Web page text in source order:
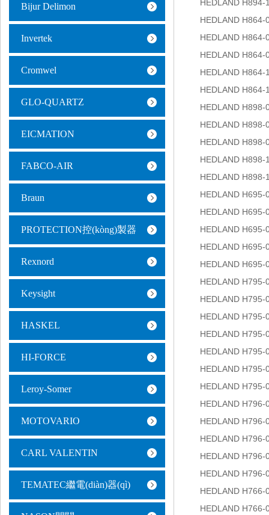
HEDLAND H894-
HEDLAND H864-
HEDLAND H864-
HEDLAND H864-
HEDLAND H864-
HEDLAND H864-
HEDLAND H898-
HEDLAND H898-
HEDLAND H898-
HEDLAND H898-
HEDLAND H898-
HEDLAND H695-
HEDLAND H695-
HEDLAND H695-
HEDLAND H695-
HEDLAND H695-
HEDLAND H795-
HEDLAND H795-
HEDLAND H795-
HEDLAND H795-
HEDLAND H795-
HEDLAND H795-
HEDLAND H795-
HEDLAND H796-
HEDLAND H796-
HEDLAND H796-
HEDLAND H796-
HEDLAND H796-
HEDLAND H766-
HEDLAND H766-
Bijur Delimon
Invertek
Cromwel
GLO-QUARTZ
EICMATION
FABCO-AIR
Braun
PROTECTION控(kòng)製器
Rexnord
Keysight
HASKEL
HI-FORCE
Leroy-Somer
MOTOVARIO
CARL VALENTIN
TEMATEC繼電(diàn)器(qì)